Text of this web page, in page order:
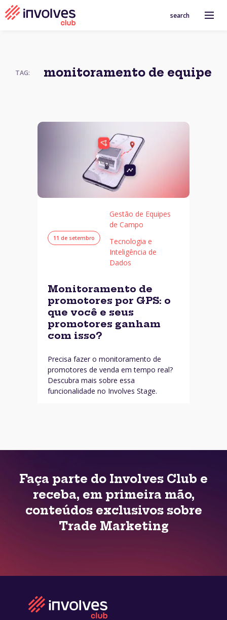
search
TAG: monitoramento de equipe
11 de setembro
Gestão de Equipes
de Campo
Tecnologia e
Inteligência de
Dados
Monitoramento de
promotores por GPS: o
que você e seus
promotores ganham
com isso?
Precisa fazer o monitoramento de
promotores de venda em tempo real?
Descubra mais sobre essa
funcionalidade no Involves Stage.
Faça parte do Involves Club e
receba, em primeira mão,
conteúdos exclusivos sobre
Trade Marketing